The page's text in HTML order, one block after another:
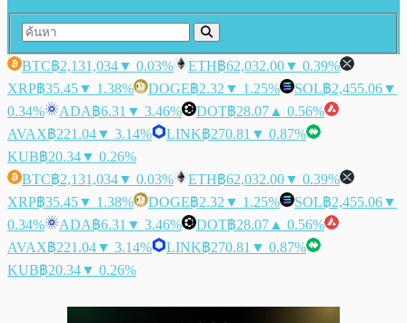
BTC฿2,131,034▼ 0.03% ETH฿62,032.00▼ 0.39%
XRP฿35.45▼ 1.38% DOGE฿2.32 ▼ 1.25% SOL฿2,455.06▼
0.34%
ADA฿6.31 ▼ 3.46% DOT฿28.07 ▲ 0.56%
AVAX฿221.04▼ 3.14% LINK฿270.81 ▼ 0.87%
KUB฿20.34▼ 0.26%
BTC฿2,131,034▼ 0.03% ETH฿62,032.00▼ 0.39%
XRP฿35.45▼ 1.38% DOGE฿2.32 ▼ 1.25% SOL฿2,455.06▼
0.34%
ADA฿6.31 ▼ 3.46% DOT฿28.07 ▲ 0.56%
AVAX฿221.04▼ 3.14% LINK฿270.81 ▼ 0.87%
KUB฿20.34▼ 0.26%